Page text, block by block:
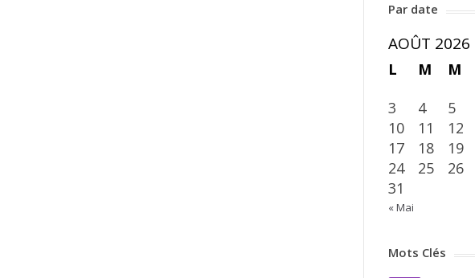
Par date
AOÛT 2026
L M M
3
4 5
10
11 12
17
18 19
24
25 26
31
« Mai
Mots Clés